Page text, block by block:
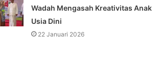
Wadah Mengasah Kreativitas Anak
Usia Dini
22 Januari 2026